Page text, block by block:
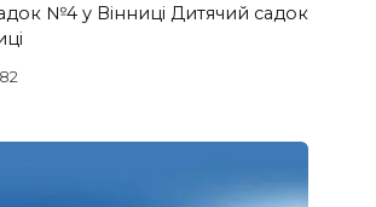
№4 у Вінниці Дитячий садок